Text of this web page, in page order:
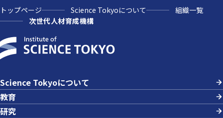
トップページ Science Tokyoについて
組織一覧
次世代人材育成機構
Science Tokyoについて
教育
研究